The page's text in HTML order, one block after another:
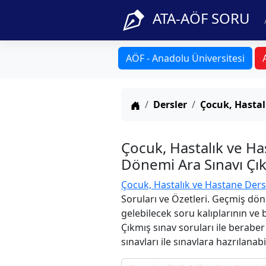
ATA-AÖF SORU
AÖF - Anadolu Üniversitesi
Anasayfa
Dersler Çocuk,
Çocuk, Hastalık ve
Dönemi Ara Sınavı
Çocuk, Hastalık ve Hastane
Soruları ve Özetleri. Geçmiş
gelebilecek soru kalıplarının
Çıkmış sınav soruları ile
sınavları ile sınavlara